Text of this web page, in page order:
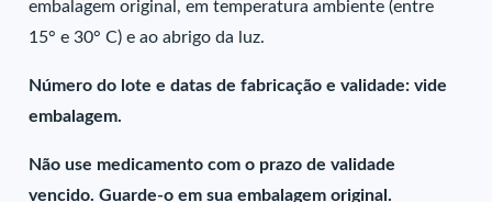
embalagem original, em temperatura ambiente (entre
15° e 30° C) e ao abrigo da luz.
Número do lote e datas de fabricação e validade: vide
embalagem.
Não use medicamento com o prazo de validade
vencido. Guarde-o em sua embalagem original.